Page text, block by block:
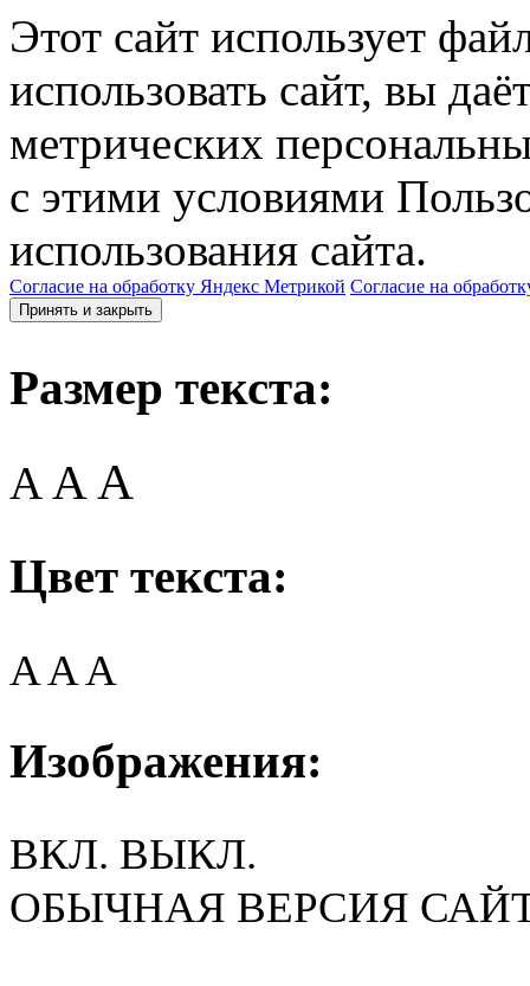
Этот сайт использует
использовать сайт, вы
метрических
с этими условиями
использования сайта.
Согласие на обработку Яндекс Метрикой Согласие на
Принять и закрыть
Размер текста:
A AA
Цвет текста:
AAA
Изображения:
ВКЛ. ВЫКЛ.
ОБЫЧНАЯ ВЕРСИЯ